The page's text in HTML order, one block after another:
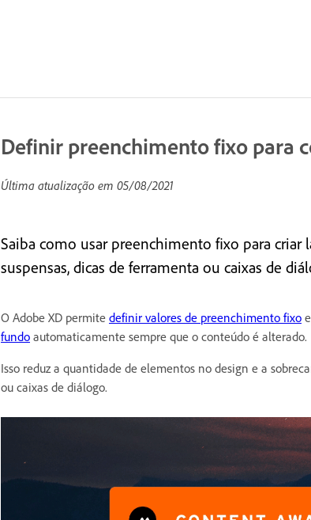
Definir preenchimento fixo para
Última atualização em 05/08/2021
Saiba como usar preenchimento fixo para
suspensas, dicas de ferramenta ou caixas de
O Adobe XD permite definir valores de preenchimento fixo
fundo automaticamente sempre que o conteúdo é alterado.
Isso reduz a quantidade de elementos no design e a
ou caixas de diálogo.